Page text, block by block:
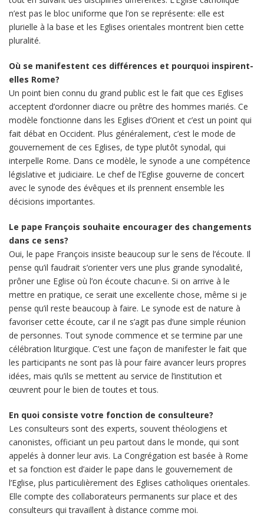
n’est pas le bloc uniforme que l’on se représente: elle est
plurielle à la base et les Eglises orientales montrent bien cette
pluralité.
Où se manifestent ces différences et pourquoi inspirent-
elles Rome?
Un point bien connu du grand public est le fait que ces Eglises
acceptent d’ordonner diacre ou prêtre des hommes mariés. Ce
modèle fonctionne dans les Eglises d’Orient et c’est un point qui
fait débat en Occident. Plus généralement, c’est le mode de
gouvernement de ces Eglises, de type plutôt synodal, qui
interpelle Rome. Dans ce modèle, le synode a une compétence
législative et judiciaire. Le chef de l’Eglise gouverne de concert
avec le synode des évêques et ils prennent ensemble les
décisions importantes.
Le pape François souhaite encourager des changements
dans ce sens?
Oui, le pape François insiste beaucoup sur le sens de l’écoute. Il
pense qu’il faudrait s’orienter vers une plus grande synodalité,
prôner une Eglise où l’on écoute chacun·e. Si on arrive à le
mettre en pratique, ce serait une excellente chose, même si je
pense qu’il reste beaucoup à faire. Le synode est de nature à
favoriser cette écoute, car il ne s’agit pas d’une simple réunion
de personnes. Tout synode commence et se termine par une
célébration liturgique. C’est une façon de manifester le fait que
les participants ne sont pas là pour faire avancer leurs propres
idées, mais qu’ils se mettent au service de l’institution et
œuvrent pour le bien de toutes et tous.
En quoi consiste votre fonction de consulteure?
Les consulteurs sont des experts, souvent théologiens et
canonistes, officiant un peu partout dans le monde, qui sont
appelés à donner leur avis. La Congrégation est basée à Rome
et sa fonction est d’aider le pape dans le gouvernement de
l’Eglise, plus particulièrement des Eglises catholiques orientales.
Elle compte des collaborateurs permanents sur place et des
consulteurs qui travaillent à distance comme moi.